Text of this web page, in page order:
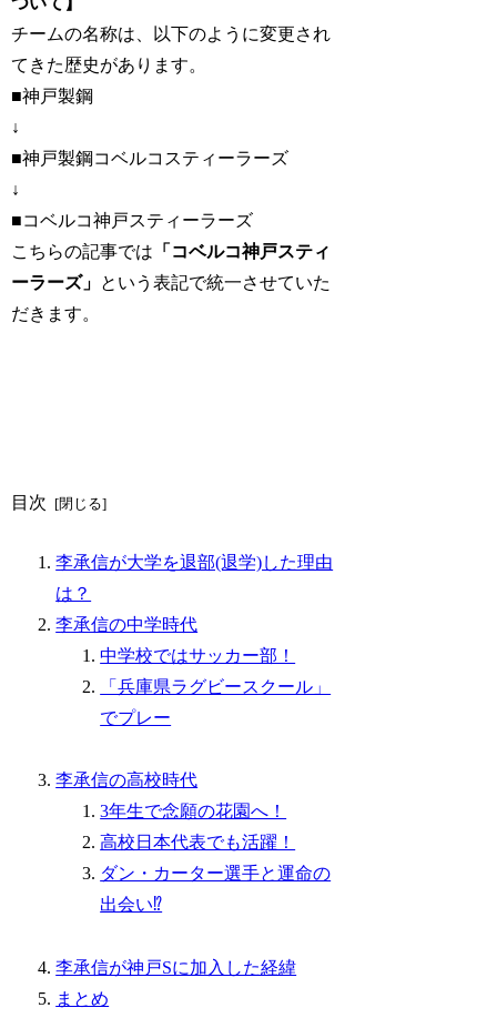
チームの名称は、以下のように変更され
てきた歴史があります。
■神戸製鋼
↓
■神戸製鋼コベルコスティーラーズ
↓
■コベルコ神戸スティーラーズ
こちらの記事では 「コベルコ神戸スティ
ーラーズ」 という表記で統一させていた
だきます。
目次
李承信が大学を退部(退学)した理由
は？
李承信の中学時代
中学校ではサッカー部！
「兵庫県ラグビースクール」
でプレー
李承信の高校時代
3年生で念願の花園へ！
高校日本代表でも活躍！
ダン・カーター選手と運命の
出会い⁉
李承信が神戸Sに加入した経緯
まとめ